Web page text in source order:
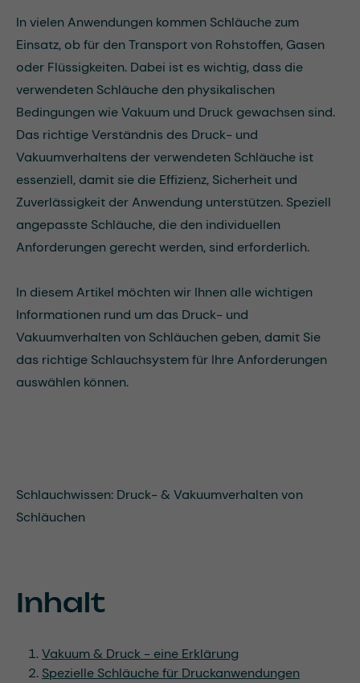
In vielen Anwendungen kommen Schläuche zum
Einsatz, ob für den Transport von Rohstoffen, Gasen
oder Flüssigkeiten. Dabei ist es wichtig, dass die
verwendeten Schläuche den physikalischen
Bedingungen wie Vakuum und Druck gewachsen sind.
Das richtige Verständnis des Druck- und
Vakuumverhaltens der verwendeten Schläuche ist
essenziell, damit sie die Effizienz, Sicherheit und
Zuverlässigkeit der Anwendung unterstützen. Speziell
angepasste Schläuche, die den individuellen
Anforderungen gerecht werden, sind erforderlich.
In diesem Artikel möchten wir Ihnen alle wichtigen
Informationen rund um das Druck- und
Vakuumverhalten von Schläuchen geben, damit Sie
das richtige Schlauchsystem für Ihre Anforderungen
auswählen können.
Schlauchwissen: Druck- & Vakuumverhalten von
Schläuchen
Inhalt
Vakuum & Druck - eine Erklärung
Spezielle Schläuche für Druckanwendungen